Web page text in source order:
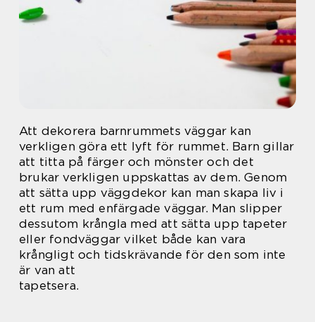
Att dekorera barnrummets väggar kan
verkligen göra ett lyft för rummet. Barn gillar
att titta på färger och mönster och det
brukar verkligen uppskattas av dem. Genom
att sätta upp väggdekor kan man skapa liv i
ett rum med enfärgade väggar. Man slipper
dessutom krångla med att sätta upp tapeter
eller fondväggar vilket både kan vara
krångligt och tidskrävande för den som inte
är van att
tapetsera.